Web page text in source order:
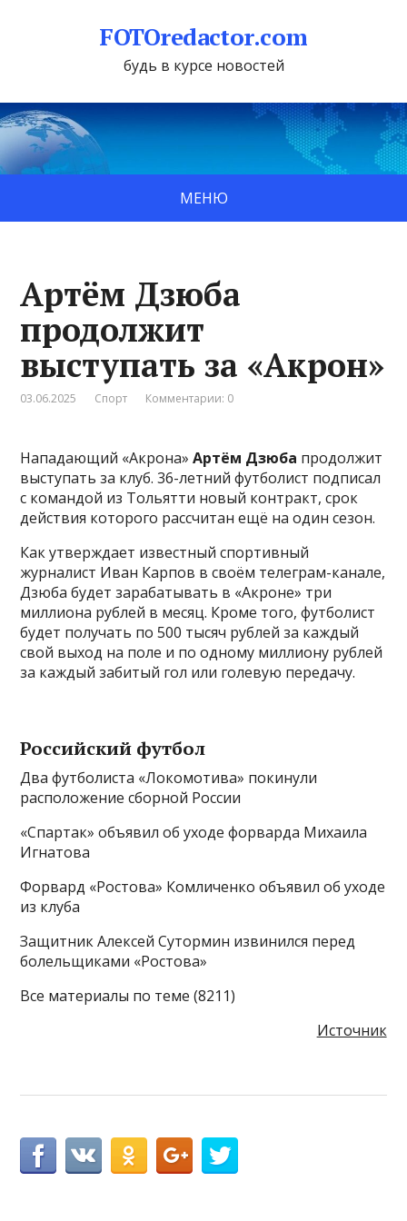
FOTOredactor.com
будь в курсе новостей
МЕНЮ
Артём Дзюба
продолжит
выступать за «Акрон»
03.06.2025 Спорт Комментарии: 0
Нападающий «Акрона»Артём Дзюба продолжит
выступать за клуб. 36-летний футболист подписал
с командой из Тольятти новый контракт, срок
действия которого рассчитан ещё на один сезон.
Как утверждает известный спортивный
журналист Иван Карпов в своём телеграм-канале,
Дзюба будет зарабатывать в «Акроне» три
миллиона рублей в месяц. Кроме того, футболист
будет получать по 500 тысяч рублей за каждый
свой выход на поле и по одному миллиону рублей
за каждый забитый гол или голевую передачу.
Российский футбол
Два футболиста «Локомотива» покинули
расположение сборной России
«Спартак» объявил об уходе форварда Михаила
Игнатова
Форвард «Ростова» Комличенко объявил об уходе
из клуба
Защитник Алексей Сутормин извинился перед
болельщиками «Ростова»
Все материалы по теме (8211)
Источник